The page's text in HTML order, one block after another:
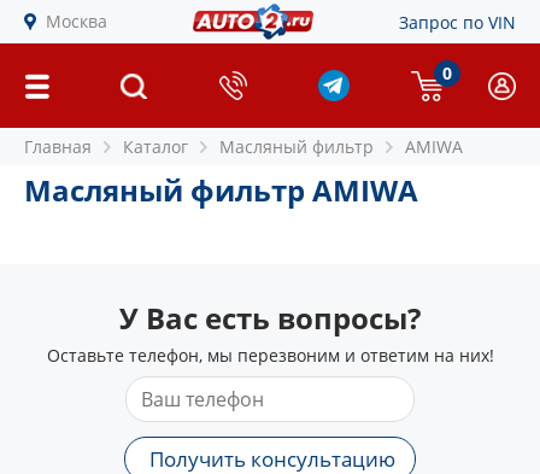
Москва Запрос по VIN
0
Главная Каталог Масляный фильтр AMIWA
Масляный фильтр AMIWA
У Вас есть вопросы?
Оставьте телефон, мы перезвоним и ответим на них!
Получить консультацию